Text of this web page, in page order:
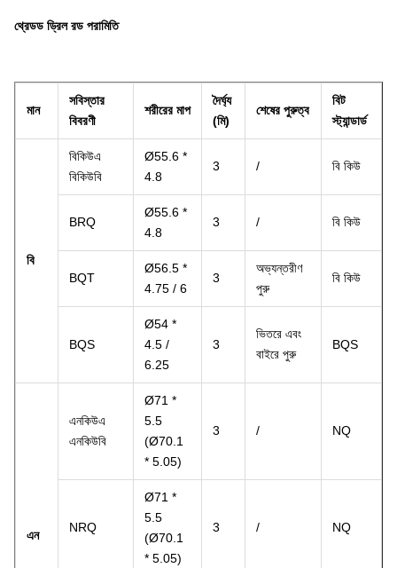
থ্রেডড ড্রিল রড পরামিতি
মান
সবিস্তার
বিবরণী
শরীরের মাপ
দৈর্ঘ্য
(মি)
শেষের পুরুত্ব
বিট
স্ট্যান্ডার্ড
বি
বিকিউএ
বিকিউবি
Ø55.6 *
4.8
3 / বি কিউ
BRQ
Ø55.6 *
4.8
3 / বি কিউ
BQT
Ø56.5 *
4.75 / 6
3
অভ্যন্তরীণ
পুরু
বি কিউ
BQS
Ø54 *
4.5 /
6.25
3
ভিতরে এবং
বাইরে পুরু
BQS
এন
এনকিউএ
এনকিউবি
Ø71 *
5.5
(Ø70.1
* 5.05)
3 / NQ
NRQ
Ø71 *
5.5
(Ø70.1
* 5.05)
3 / NQ